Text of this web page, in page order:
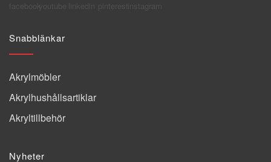
Snabblänkar
Akrylmöbler
Akrylhushållsartiklar
Akryltillbehör
Nyheter